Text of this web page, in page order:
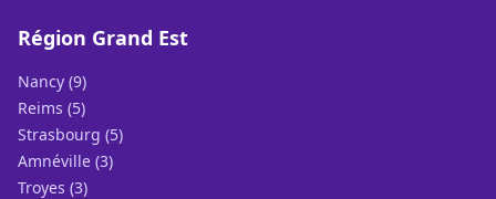
Région Grand Est
Nancy (9)
Reims (5)
Strasbourg (5)
Amnéville (3)
Troyes (3)